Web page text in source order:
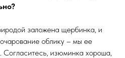
заложена щербинка, и
облику – мы ее
изюминка хороша,